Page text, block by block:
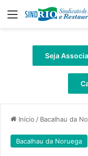
Menu
Seja
Início / Bacalhau da
Bacalhau da Noruega